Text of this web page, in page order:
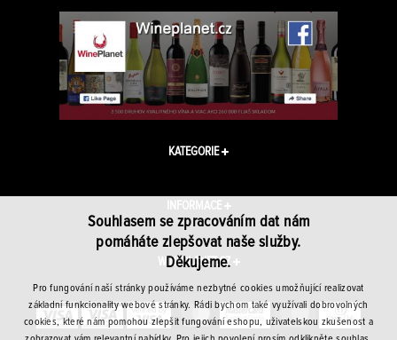
KATEGORIE
INFORMACE
WINEPLANET.CZ
Souhlasem se zpracováním dat nám
pomáháte zlepšovat naše služby.
Děkujeme.
Pro fungování naší stránky používáme nezbytné cookies umožňující realizovat
základní funkcionality webové stránky. Rádi bychom také využívali dobrovolných
cookies, které nám pomohou zlepšit fungování eshopu, uživatelskou zkušenost a